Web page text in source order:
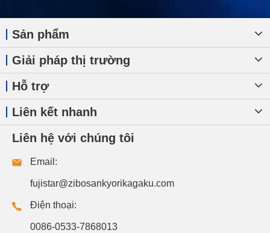
Sản phẩm
Giải pháp thị trường
Hỗ trợ
Liên kết nhanh
Liên hệ với chúng tôi
Email:
fujistar@zibosankyorikagaku.com
Điện thoại:
0086-0533-7868013